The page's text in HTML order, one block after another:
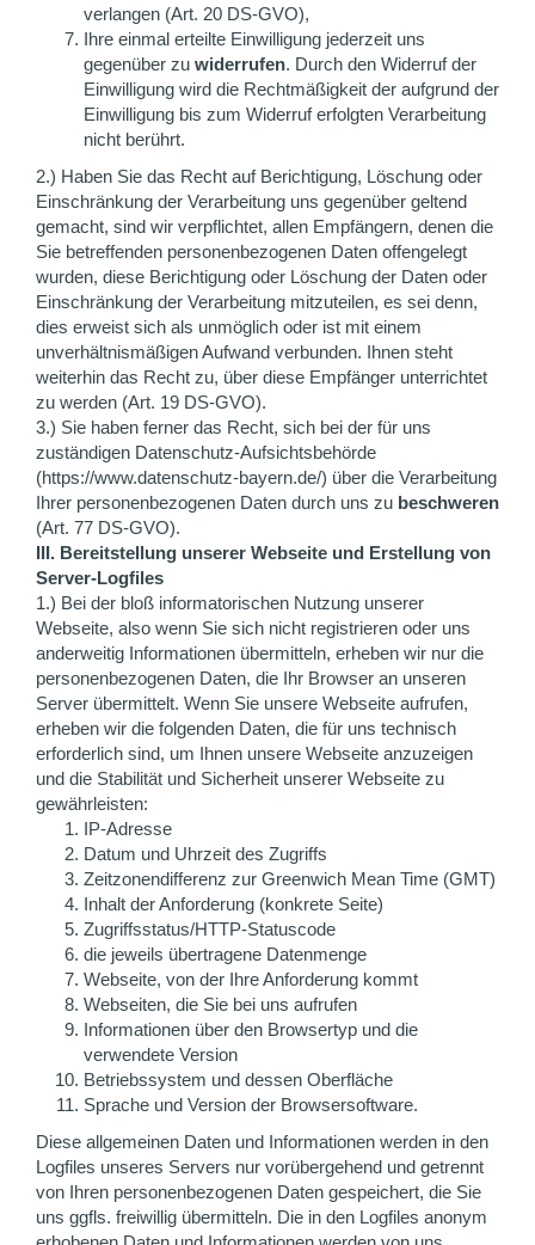
verlangen (Art. 20 DS-GVO),
Ihre einmal erteilte Einwilligung jederzeit uns
gegenüber zu widerrufen. Durch den Widerruf der
Einwilligung wird die Rechtmäßigkeit der aufgrund der
Einwilligung bis zum Widerruf erfolgten Verarbeitung
nicht berührt.
2.) Haben Sie das Recht auf Berichtigung, Löschung oder
Einschränkung der Verarbeitung uns gegenüber geltend
gemacht, sind wir verpflichtet, allen Empfängern, denen die
Sie betreffenden personenbezogenen Daten offengelegt
wurden, diese Berichtigung oder Löschung der Daten oder
Einschränkung der Verarbeitung mitzuteilen, es sei denn,
dies erweist sich als unmöglich oder ist mit einem
unverhältnismäßigen Aufwand verbunden. Ihnen steht
weiterhin das Recht zu, über diese Empfänger unterrichtet
zu werden (Art. 19 DS-GVO).
3.) Sie haben ferner das Recht, sich bei der für uns
zuständigen Datenschutz-Aufsichtsbehörde
(https://www.datenschutz-bayern.de/) über die Verarbeitung
Ihrer personenbezogenen Daten durch uns zu beschweren
(Art. 77 DS-GVO).
III. Bereitstellung unserer Webseite und Erstellung von
Server-Logfiles
1.) Bei der bloß informatorischen Nutzung unserer
Webseite, also wenn Sie sich nicht registrieren oder uns
anderweitig Informationen übermitteln, erheben wir nur die
personenbezogenen Daten, die Ihr Browser an unseren
Server übermittelt. Wenn Sie unsere Webseite aufrufen,
erheben wir die folgenden Daten, die für uns technisch
erforderlich sind, um Ihnen unsere Webseite anzuzeigen
und die Stabilität und Sicherheit unserer Webseite zu
gewährleisten:
IP-Adresse
Datum und Uhrzeit des Zugriffs
Zeitzonendifferenz zur Greenwich Mean Time (GMT)
Inhalt der Anforderung (konkrete Seite)
Zugriffsstatus/HTTP-Statuscode
die jeweils übertragene Datenmenge
Webseite, von der Ihre Anforderung kommt
Webseiten, die Sie bei uns aufrufen
Informationen über den Browsertyp und die
verwendete Version
Betriebssystem und dessen Oberfläche
Sprache und Version der Browsersoftware.
Diese allgemeinen Daten und Informationen werden in den
Logfiles unseres Servers nur vorübergehend und getrennt
von Ihren personenbezogenen Daten gespeichert, die Sie
uns ggfls. freiwillig übermitteln. Die in den Logfiles anonym